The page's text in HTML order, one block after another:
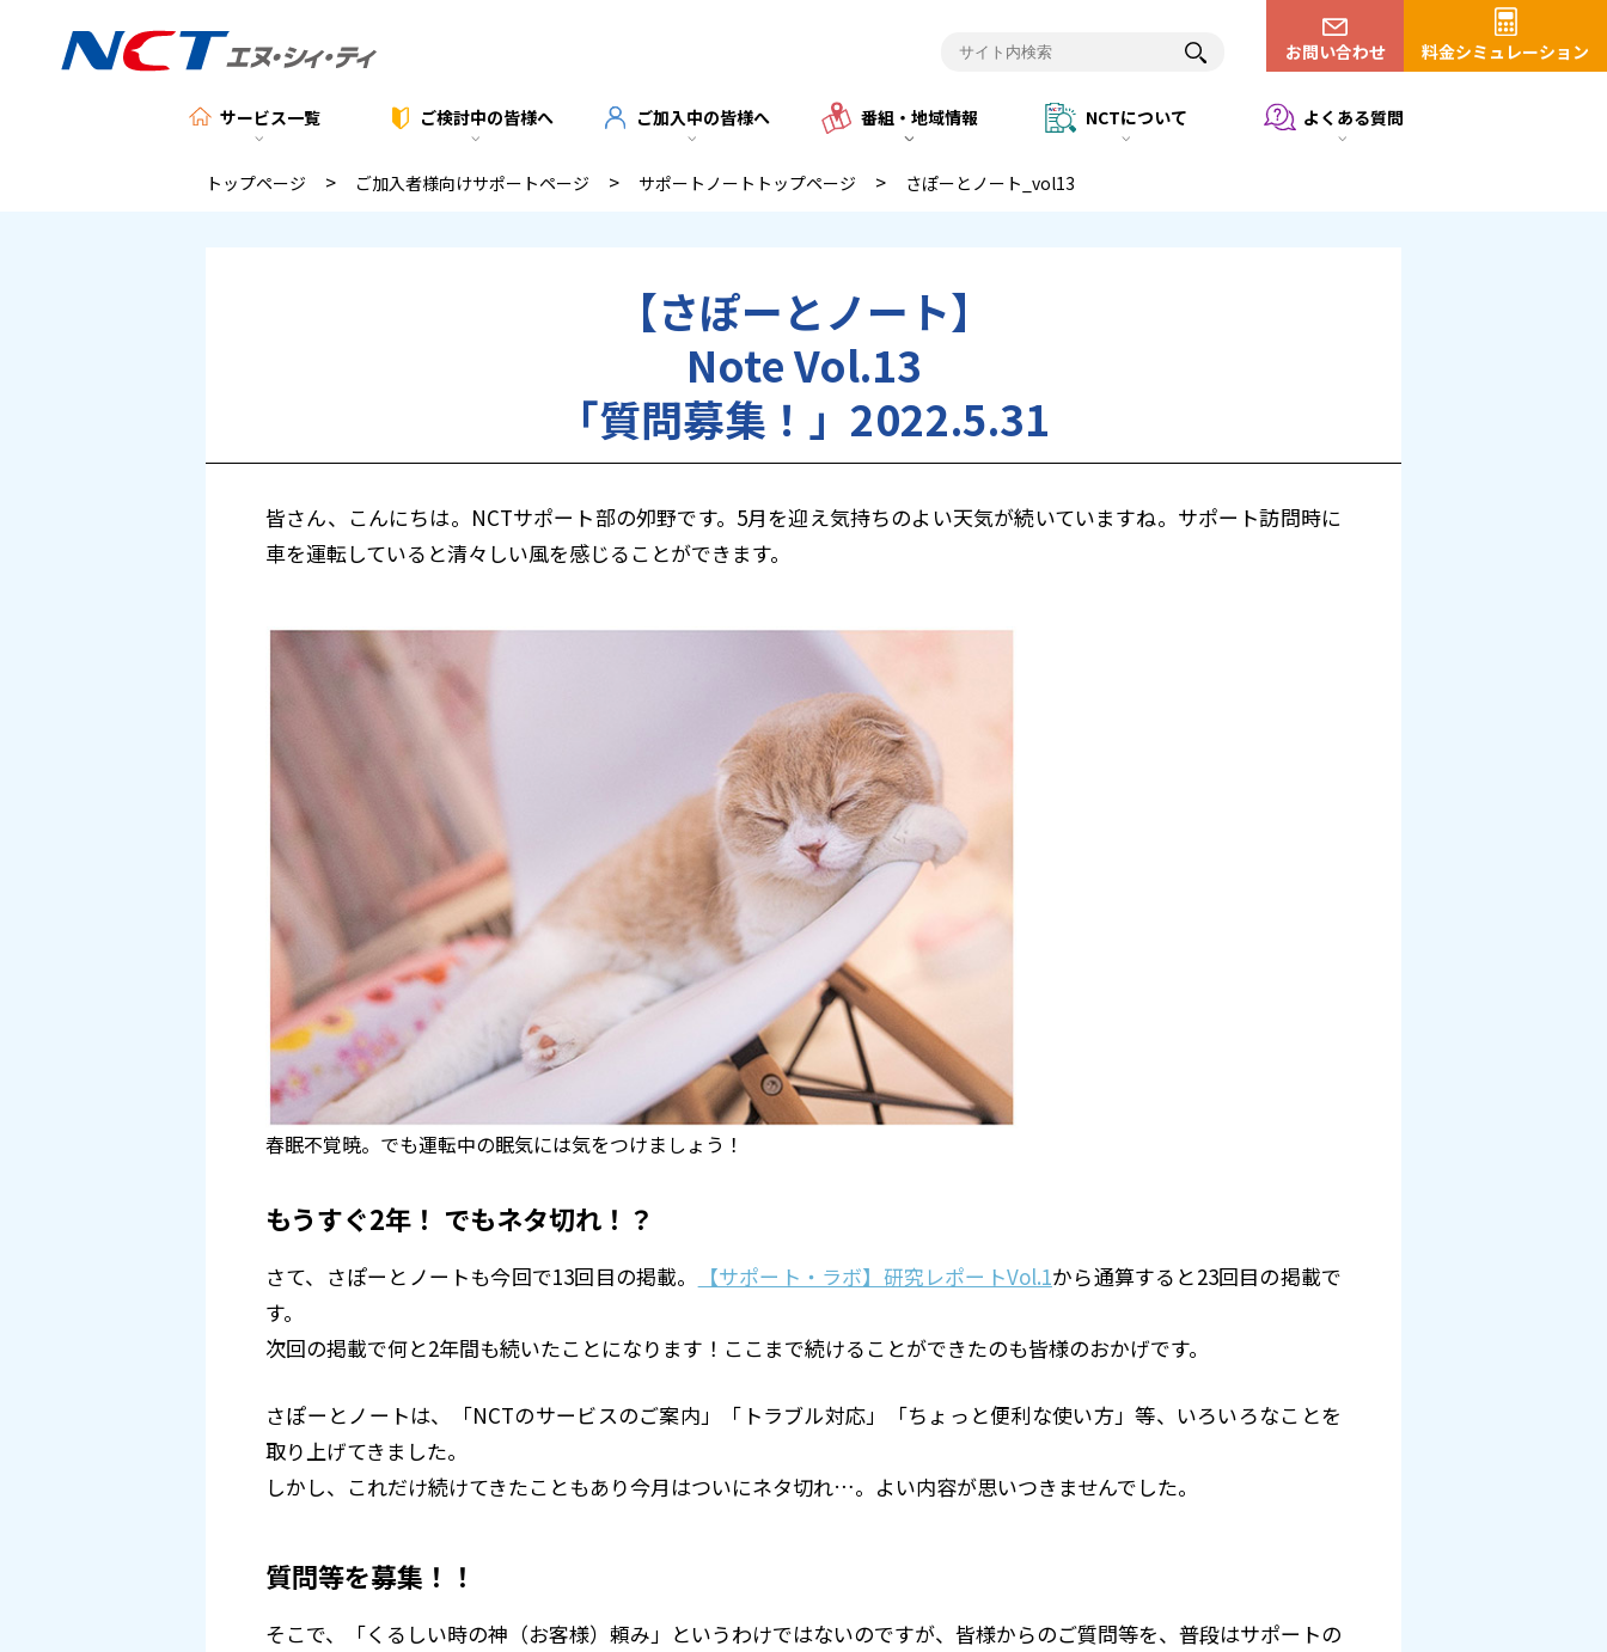
お問い合わせ 料金シミュレーション
サービス一覧 ご検討中の皆様へ ご加入中の皆様へ 番組・地域情報 NCTについて よくある質問
トップページ > ご加入者様向けサポートページ > サポートノートトップページ > さぽーとノート_vol13
【さぽーとノート】
Note Vol.13
「質問募集！」2022.5.31
皆さん、こんにちは。NCTサポート部の夘野です。5月を迎え気持ちのよい天気が続いていますね。サポート訪問時に
車を運転していると清々しい風を感じることができます。
春眠不覚暁。でも運転中の眠気には気をつけましょう！
もうすぐ2年！ でもネタ切れ！？
さて、さぽーとノートも今回で13回目の掲載。 【サポート・ラボ】研究レポートVol.1から通算すると23回目の掲載で
す。
次回の掲載で何と2年間も続いたことになります！ここまで続けることができたのも皆様のおかげです。
さぽーとノートは、「NCTのサービスのご案内」「トラブル対応」「ちょっと便利な使い方」等、いろいろなことを
取り上げてきました。
しかし、これだけ続けてきたこともあり今月はついにネタ切れ…。よい内容が思いつきませんでした。
質問等を募集！！
そこで、「くるしい時の神（お客様）頼み」というわけではないのですが、皆様からのご質問等を、普段はサポートの